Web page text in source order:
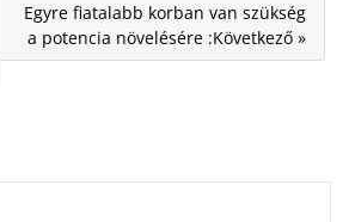
Egyre fiatalabb korban van szükség
a potencia növelésére :Következő »